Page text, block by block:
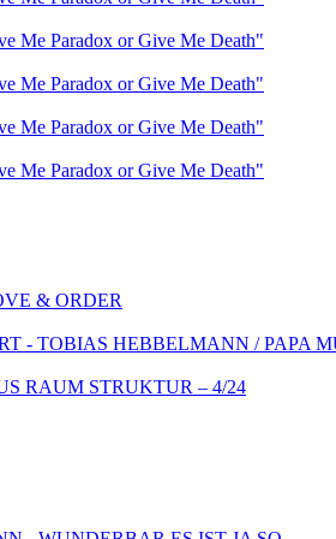
Me Paradox or Give Me Death"
Me Paradox or Give Me Death"
Me Paradox or Give Me Death"
Me Paradox or Give Me Death"
& ORDER
- TOBIAS HEBBELMANN / PAPA
RAUM STRUKTUR – 4/24